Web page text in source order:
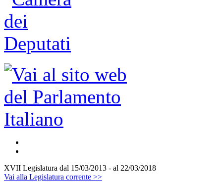
XVII Legislatura dal 15/03/2013 - al 22/03/2018
Vai alla Legislatura corrente >>